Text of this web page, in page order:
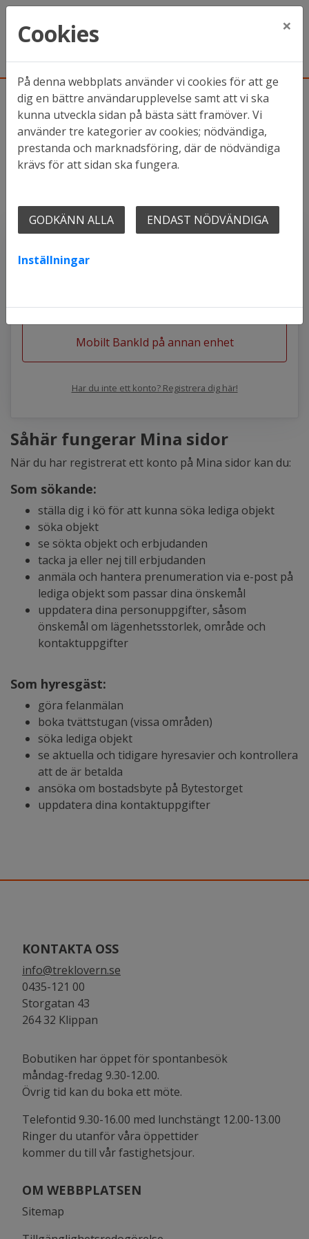
Hem Mina sidor
Mina sidor
Mobilt BankID Lösenord
Mobilt BankId på annan enhet
Har du inte ett konto? Registrera dig här!
Såhär fungerar Mina sidor
När du har registrerat ett konto på Mina sidor kan du:
Som sökande:
ställa dig i kö för att kunna söka lediga objekt
söka objekt
se sökta objekt och erbjudanden
tacka ja eller nej till erbjudanden
anmäla och hantera prenumeration via e-post på
lediga objekt som passar dina önskemål
uppdatera dina personuppgifter, såsom
önskemål om lägenhetsstorlek, område och
kontaktuppgifter
Som hyresgäst:
göra felanmälan
boka tvättstugan (vissa områden)
söka lediga objekt
se aktuella och tidigare hyresavier och kontrollera
att de är betalda
ansöka om bostadsbyte på Bytestorget
uppdatera dina kontaktuppgifter
KONTAKTA OSS
info@treklovern.se
0435-121 00
Storgatan 43
264 32 Klippan
Bobutiken har öppet för spontanbesök
måndag-fredag 9.30-12.00.
Övrig tid kan du boka ett möte.
Telefontid 9.30-16.00 med lunchstängt 12.00-13.00
Ringer du utanför våra öppettider
kommer du till vår fastighetsjour.
OM WEBBPLATSEN
Sitemap
Cookies ×
På denna webbplats använder vi cookies för att ge
dig en bättre användarupplevelse samt att vi ska
kunna utveckla sidan på bästa sätt framöver. Vi
använder tre kategorier av cookies; nödvändiga,
prestanda och marknadsföring, där de nödvändiga
krävs för att sidan ska fungera.
GODKÄNN ALLA ENDAST NÖDVÄNDIGA
Inställningar